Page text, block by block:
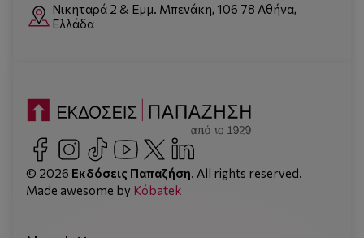
Νικηταρά 2 & Εμμ. Μπενάκη, 106 78 Αθήνα,
Ελλάδα
© 2026 Εκδόσεις Παπαζήση. All rights reserved.
Made awesome by Kόbatek